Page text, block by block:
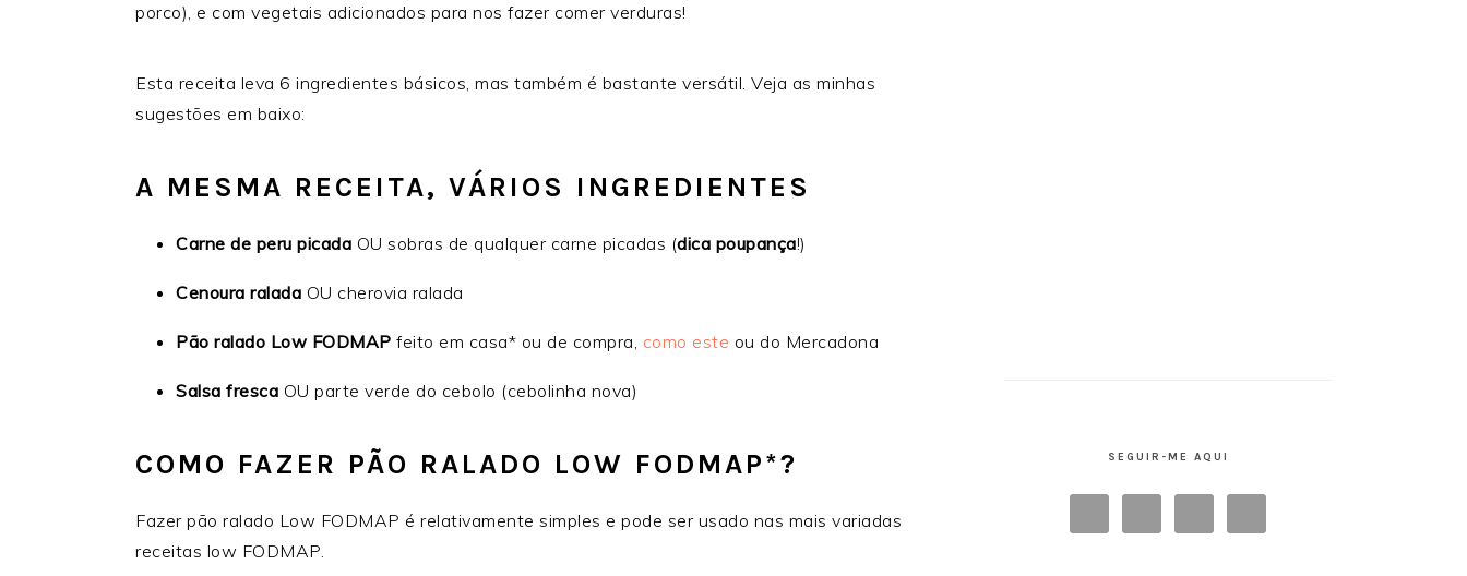
porco), e com vegetais adicionados para nos fazer comer verduras!
Esta receita leva 6 ingredientes básicos, mas também é bastante versátil. Veja as minhas
sugestões em baixo:
A MESMA RECEITA, VÁRIOS INGREDIENTES
Carne de peru picada OU sobras de qualquer carne picadas (dica poupança!)
Cenoura ralada OU cherovia ralada
Pão ralado Low FODMAP feito em casa* ou de compra, como este ou do Mercadona
Salsa fresca OU parte verde do cebolo (cebolinha nova)
COMO FAZER PÃO RALADO LOW FODMAP*?
Fazer pão ralado Low FODMAP é relativamente simples e pode ser usado nas mais variadas
receitas low FODMAP.
SEGUIR-ME AQUI